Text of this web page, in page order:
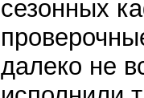
сезонных
далеко не